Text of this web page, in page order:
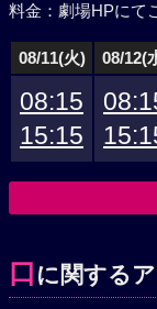
料金：劇場HPにて
08/11(火) 08/12(
08:15
15:15
口 に関する